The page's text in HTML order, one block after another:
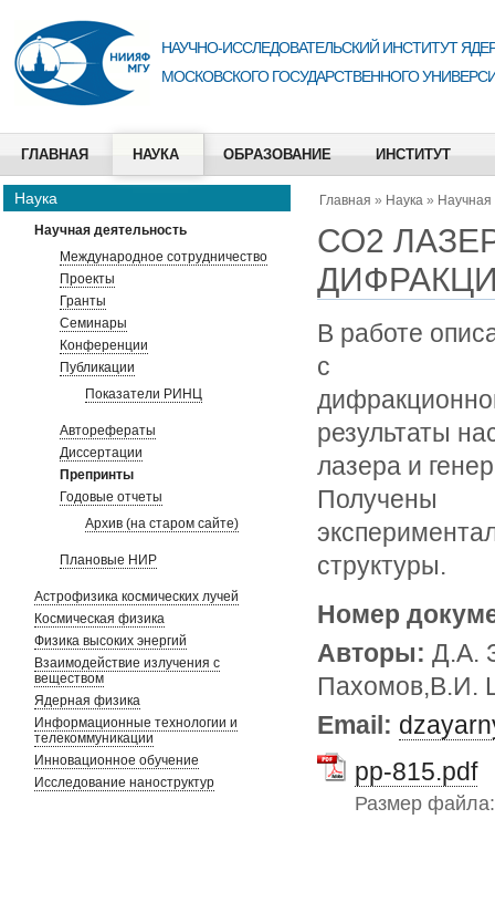
НАУЧНО-ИССЛЕДОВАТЕЛЬСКИЙ ИНСТИТУТ
МОСКОВСКОГО ГОСУДАРСТВЕННОГО
ГЛАВНАЯ НАУКА ОБРАЗОВАНИЕ ИНСТИТУТ
Наука
Научная деятельность
Международное сотрудничество
Проекты
Гранты
Семинары
Конференции
Публикации
Показатели РИНЦ
Авторефераты
Диссертации
Препринты
Годовые отчеты
Архив (на старом сайте)
Плановые НИР
Астрофизика космических лучей
Космическая физика
Физика высоких энергий
Взаимодействие излучения с
веществом
Ядерная физика
Информационные технологии и
телекоммуникации
Инновационное обучение
Исследование наноструктур
Главная » Наука » Научная
СО2
В работе
с
результаты
лазера и
Получены
структуры.
Номер
Авторы: Д.А.
Пахомов,В.И.
Email:
pp-815.pdf
Размер